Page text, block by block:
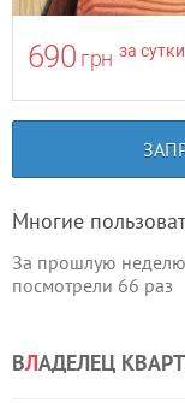
690 грн за сутки
Многие
За прошлую
посмотрели 66 раз
ВЛАДЕЛЕЦ